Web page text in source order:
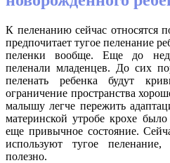
К пеленанию сейчас относятся
предпочитает тугое пеленание
пеленки вообще. Еще до
пеленали младенцев. До сих
пеленать ребенка будут
ограничение пространства
малышу легче пережить
материнской утробе крохе
еще привычное состояние.
используют тугое
полезно.